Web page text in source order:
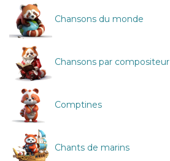
Chansons du monde
Chansons par compositeur
Comptines
Chants de marins